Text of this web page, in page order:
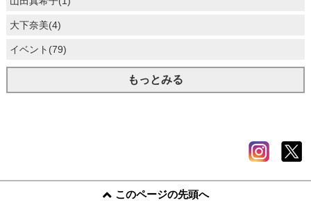
大下奈美(4)
イベント(79)
もっとみる
このページの先頭へ